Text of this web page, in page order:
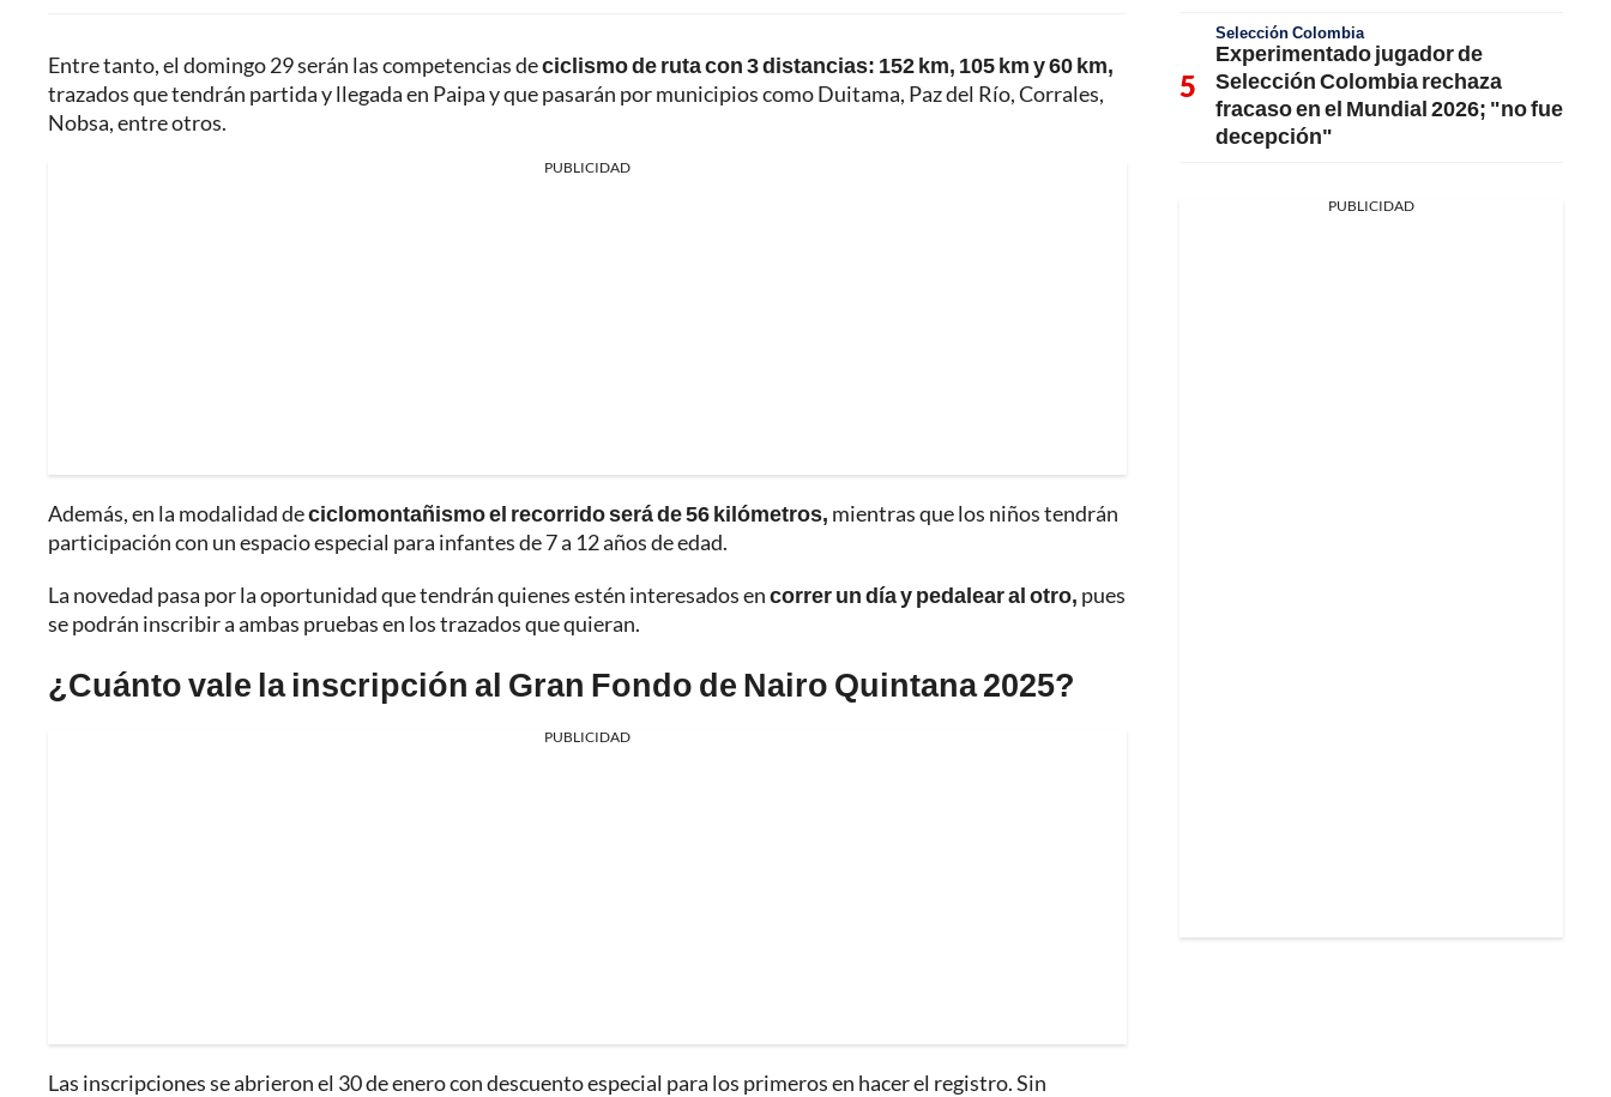
Entre tanto, el domingo 29 serán las competencias deciclismo de ruta con 3 distancias: 152 km, 105 km y 60 km,
trazados que tendrán partida y llegada en Paipa y que pasarán por municipios como Duitama, Paz del Río, Corrales,
Nobsa, entre otros.
PUBLICIDAD
Además, en la modalidad deciclomontañismo el recorrido será de 56 kilómetros, mientras que los niños tendrán
participación con un espacio especial para infantes de 7 a 12 años de edad.
La novedad pasa por la oportunidad que tendrán quienes estén interesados encorrer un día y pedalear al otro, pues
se podrán inscribir a ambas pruebas en los trazados que quieran.
¿Cuánto vale la inscripción al Gran Fondo de Nairo Quintana 2025?
PUBLICIDAD
Las inscripciones se abrieron el 30 de enero con descuento especial para los primeros en hacer el registro. Sin
Selección Colombia
Experimentado jugador de
Selección Colombia rechaza
fracaso en el Mundial 2026; "no fue
decepción"
PUBLICIDAD